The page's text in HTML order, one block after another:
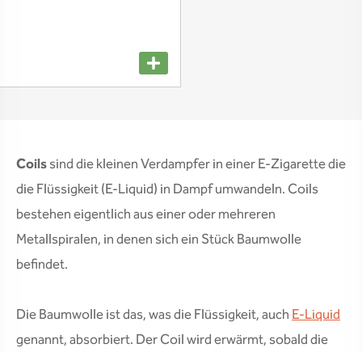
Coilssind die kleinen Verdampfer in einer E-Zigarette die
die Flüssigkeit (E-Liquid) in Dampf umwandeln. Coils
bestehen eigentlich aus einer oder mehreren
Metallspiralen, in denen sich ein Stück Baumwolle
befindet.
Die Baumwolle ist das, was die Flüssigkeit, auchE-Liquid
genannt, absorbiert. Der Coil wird erwärmt, sobald die